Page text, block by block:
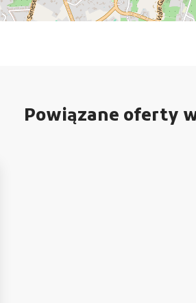
Powiązane oferty